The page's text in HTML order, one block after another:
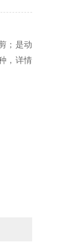
；是动
，详情